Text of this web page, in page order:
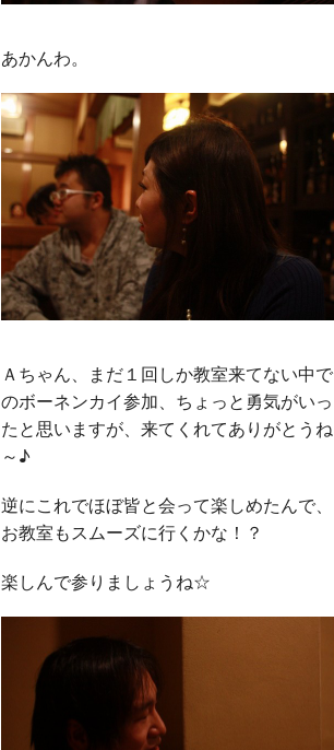
あかんわ。
Ａちゃん、まだ１回しか教室来てない中で
のボーネンカイ参加、ちょっと勇気がいっ
たと思いますが、来てくれてありがとうね
～♪
逆にこれでほぼ皆と会って楽しめたんで、
お教室もスムーズに行くかな！？
楽しんで参りましょうね☆